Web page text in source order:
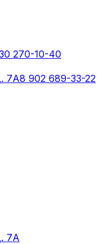
270-10-40
7А8 902 689-33-22
7А